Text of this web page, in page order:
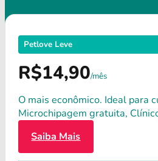
Petlove Leve
R$14,90/mês
O mais econômico. Ideal para
Microchipagem gratuita,
Saiba Mais